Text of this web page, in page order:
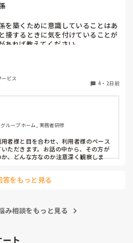
を築くために意識していることはあ
接するときに気を付けていることが
れば教えてください。
ビス
4 ・ 2日前
ループホーム, 実務者研修
者様と目を合わせ、利用者様のペース
ただきます。お話の中から、その方が
、どんな方なのか注意深く観察しま
答をもっと見る
み相談をもっと見る
ト